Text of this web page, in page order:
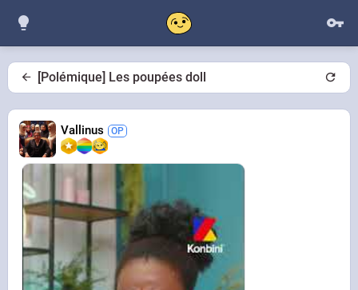
[Polémique] Les poupées doll
Vallinus